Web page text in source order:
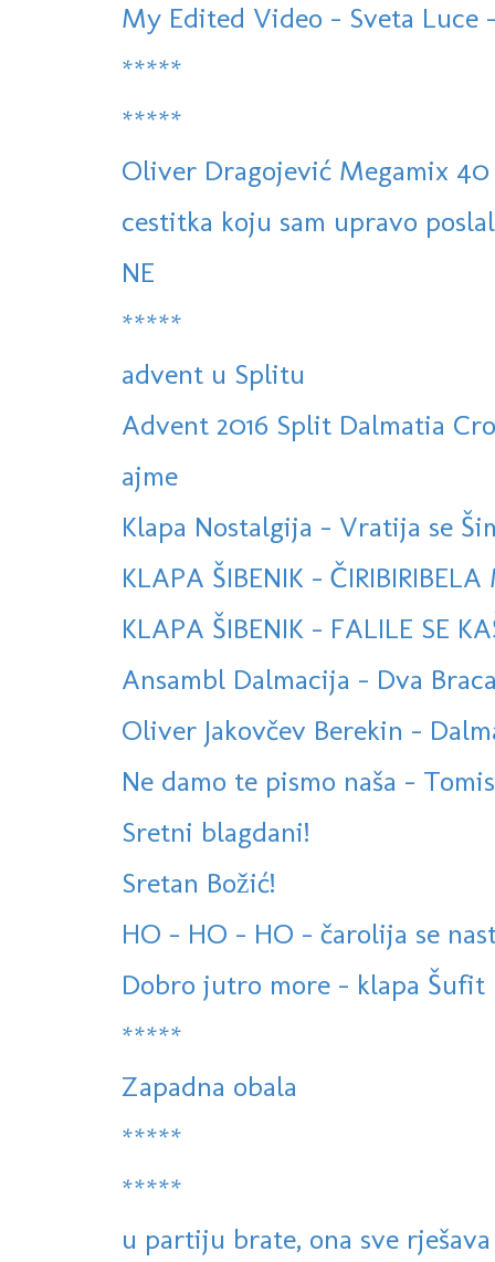
My Edited Video - Sveta Luce
*****
*****
Oliver Dragojević Megamix
cestitka koju sam upravo
NE
*****
advent u Splitu
Advent 2016 Split Dalmatia
ajme
Klapa Nostalgija - Vratija se
KLAPA ŠIBENIK -
KLAPA ŠIBENIK - FALILE SE
Ansambl Dalmacija - Dva
Oliver Jakovčev Berekin -
Ne damo te pismo naša -
Sretni blagdani!
Sretan Božić!
HO - HO - HO - čarolija se
Dobro jutro more - klapa Šufit
*****
Zapadna obala
*****
*****
u partiju brate, ona sve rješava